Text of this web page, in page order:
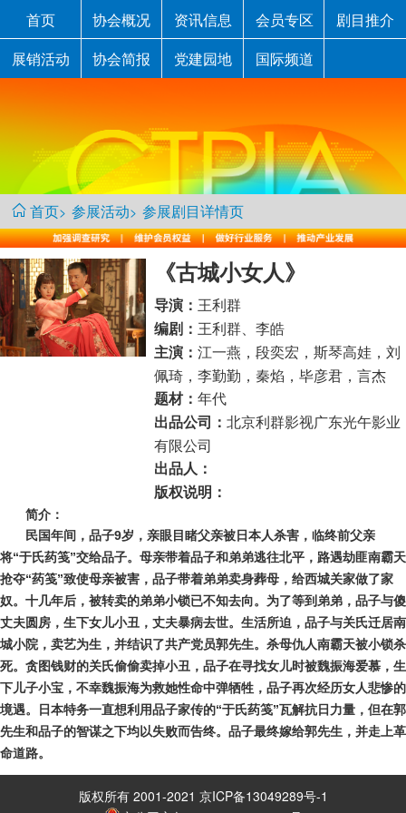
首页 协会概况 资讯信息 会员专区
剧目推介
展销活动
协会简报 党建园地 国际频道
首页> 参展活动> 参展剧目详情页
《古城小女人》
导演： 王利群
编剧： 王利群、李皓
主演： 江一燕，段奕宏，斯琴高娃，刘
佩琦，李勤勤，秦焰，毕彦君，言杰
题材： 年代
出品公司： 北京利群影视广东光午影业
有限公司
出品人：
版权说明：
简介：
民国年间，品子9岁，亲眼目睹父亲被日本人杀害，临终前父亲
将“于氏药笺”交给品子。母亲带着品子和弟弟逃往北平，路遇劫匪南霸天
抢夺“药笺”致使母亲被害，品子带着弟弟卖身葬母，给西城关家做了家
奴。十几年后，被转卖的弟弟小锁已不知去向。为了等到弟弟，品子与傻
丈夫圆房，生下女儿小丑，丈夫暴病去世。生活所迫，品子与关氏迁居南
城小院，卖艺为生，并结识了共产党员郭先生。杀母仇人南霸天被小锁杀
死。贪图钱财的关氏偷偷卖掉小丑，品子在寻找女儿时被魏振海爱慕，生
下儿子小宝，不幸魏振海为救她性命中弹牺牲，品子再次经历女人悲惨的
境遇。日本特务一直想利用品子家传的“于氏药笺”瓦解抗日力量，但在郭
先生和品子的智谋之下均以失败而告终。品子最终嫁给郭先生，并走上革
命道路。
版权所有 2001-2021 京ICP备13049289号-1